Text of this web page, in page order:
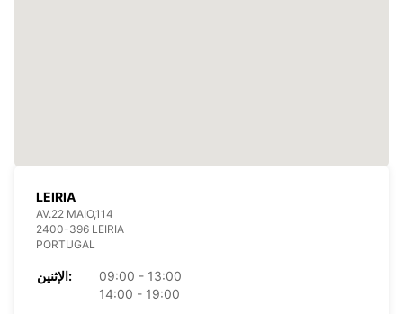
LEIRIA
AV.22 MAIO,114
2400-396 LEIRIA
PORTUGAL
الإثنين:
09:00 - 13:00
14:00 - 19:00